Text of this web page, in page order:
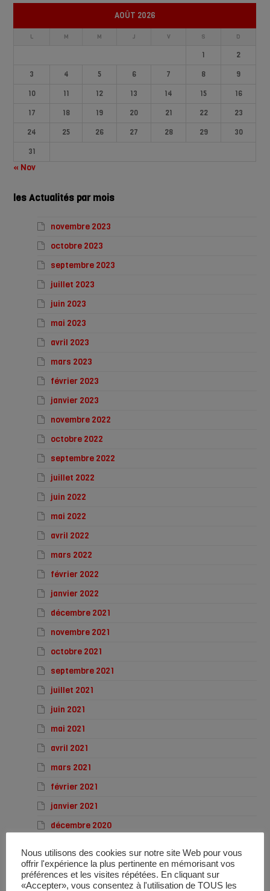
AOÛT 2026
L M M J V S D
1
2
3
4 5 6 7 8
9
10
11 12 13 14 15
16
17
18 19 20 21 22
23
24
25 26 27 28 29
30
31
« Nov
les Actualités par mois
novembre 2023
octobre 2023
septembre 2023
juillet 2023
juin 2023
mai 2023
avril 2023
mars 2023
février 2023
janvier 2023
novembre 2022
octobre 2022
septembre 2022
juillet 2022
juin 2022
mai 2022
avril 2022
mars 2022
février 2022
janvier 2022
décembre 2021
novembre 2021
octobre 2021
septembre 2021
juillet 2021
juin 2021
mai 2021
avril 2021
mars 2021
février 2021
janvier 2021
décembre 2020
octobre 2020
septembre 2020
Nous utilisons des cookies sur notre site Web pour vous
offrir l'expérience la plus pertinente en mémorisant vos
préférences et les visites répétées. En cliquant sur
«Accepter», vous consentez à l'utilisation de TOUS les